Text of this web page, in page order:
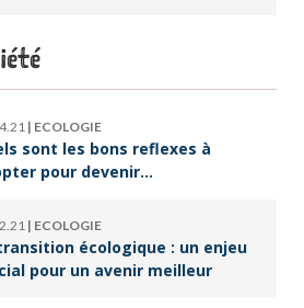
| ECOLOGIE
sont les bons reflexes à
pour devenir
| ECOLOGIE
écologique : un enjeu
pour un avenir meilleur